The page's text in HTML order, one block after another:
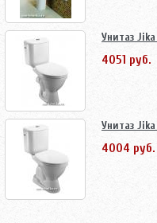
Унитаз
4051 руб.
Унитаз
4004 руб.